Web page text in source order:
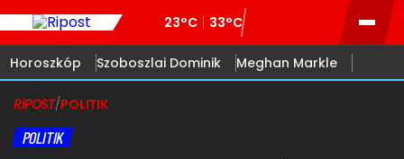
23°C 33°C
Horoszkóp Szoboszlai Dominik Meghan Markle
RIPOST/POLITIK
POLITIK